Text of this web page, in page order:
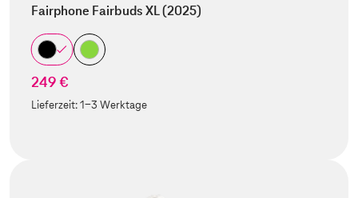
Fairphone Fairbuds XL (2025)
249 €
Lieferzeit:1-3 Werktage